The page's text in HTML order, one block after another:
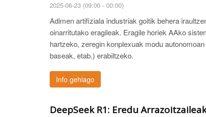
2025-06-23 (09:00 - 00:00)
Adimen artifiziala industriak goitik behera
oinarritutako eragileak. Eragile horiek AAko
hartzeko, zeregin konplexuak modu
baseak, etab.) erabiltzeko.
Info gehiago
DeepSeek R1: Eredu